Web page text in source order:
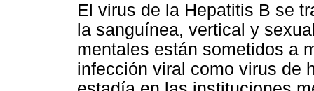
El virus de la Hepatitis B se
la sanguínea, vertical y
mentales están sometidos a
infección viral como virus de